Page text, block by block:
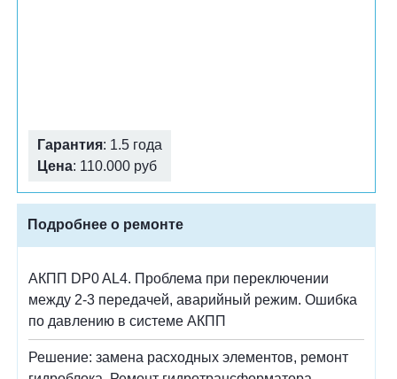
Гарантия: 1.5 года
Цена: 110.000 руб
Подробнее о ремонте
АКПП DP0 AL4. Проблема при переключении
между 2-3 передачей, аварийный режим. Ошибка
по давлению в системе АКПП
Решение: замена расходных элементов, ремонт